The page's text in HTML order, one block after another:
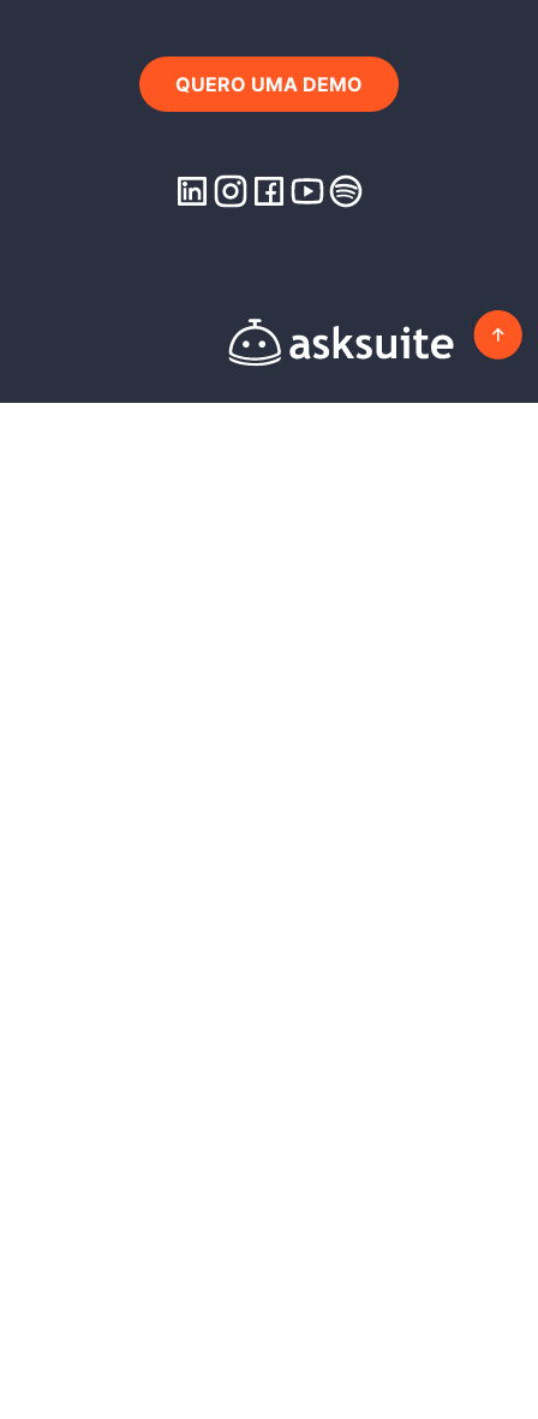
QUERO UMA DEMO